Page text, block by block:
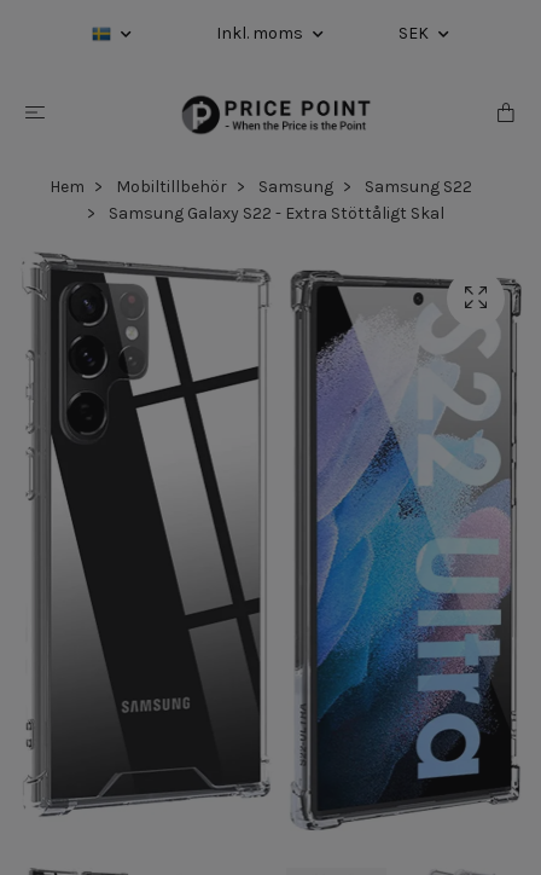
Inkl. moms SEK
Hem Mobiltillbehör Samsung
Samsung S22
Samsung Galaxy S22 - Extra Stöttåligt Skal